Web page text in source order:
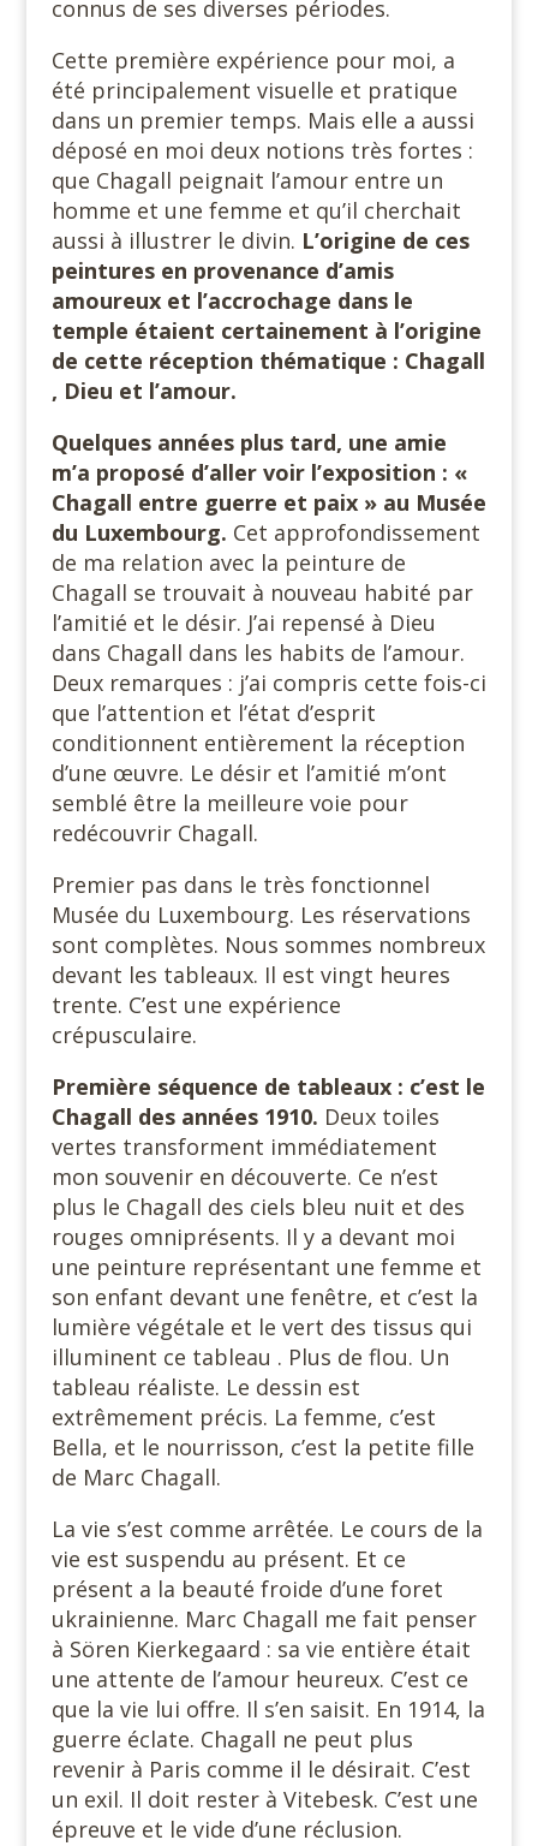
connus de ses diverses périodes.
Cette première expérience pour moi, a
été principalement visuelle et pratique
dans un premier temps. Mais elle a aussi
déposé en moi deux notions très fortes :
que Chagall peignait l’amour entre un
homme et une femme et qu’il cherchait
aussi à illustrer le divin. L’origine de ces
peintures en provenance d’amis
amoureux et l’accrochage dans le
temple étaient certainement à l’origine
de cette réception thématique : Chagall
, Dieu et l’amour.
Quelques années plus tard, une amie
m’a proposé d’aller voir l’exposition : «
Chagall entre guerre et paix » au Musée
du Luxembourg. Cet approfondissement
de ma relation avec la peinture de
Chagall se trouvait à nouveau habité par
l’amitié et le désir. J’ai repensé à Dieu
dans Chagall dans les habits de l’amour.
Deux remarques : j’ai compris cette fois-ci
que l’attention et l’état d’esprit
conditionnent entièrement la réception
d’une œuvre. Le désir et l’amitié m’ont
semblé être la meilleure voie pour
redécouvrir Chagall.
Premier pas dans le très fonctionnel
Musée du Luxembourg. Les réservations
sont complètes. Nous sommes nombreux
devant les tableaux. Il est vingt heures
trente. C’est une expérience
crépusculaire.
Première séquence de tableaux : c’est le
Chagall des années 1910. Deux toiles
vertes transforment immédiatement
mon souvenir en découverte. Ce n’est
plus le Chagall des ciels bleu nuit et des
rouges omniprésents. Il y a devant moi
une peinture représentant une femme et
son enfant devant une fenêtre, et c’est la
lumière végétale et le vert des tissus qui
illuminent ce tableau . Plus de flou. Un
tableau réaliste. Le dessin est
extrêmement précis. La femme, c’est
Bella, et le nourrisson, c’est la petite fille
de Marc Chagall.
La vie s’est comme arrêtée. Le cours de la
vie est suspendu au présent. Et ce
présent a la beauté froide d’une foret
ukrainienne. Marc Chagall me fait penser
à Sören Kierkegaard : sa vie entière était
une attente de l’amour heureux. C’est ce
que la vie lui offre. Il s’en saisit. En 1914, la
guerre éclate. Chagall ne peut plus
revenir à Paris comme il le désirait. C’est
un exil. Il doit rester à Vitebesk. C’est une
épreuve et le vide d’une réclusion.